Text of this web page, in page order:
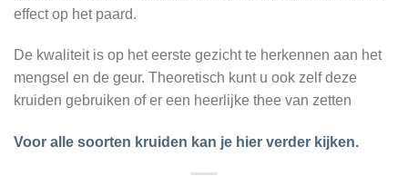
effect op het paard.
De kwaliteit is op het eerste gezicht te herkennen aan het
mengsel en de geur. Theoretisch kunt u ook zelf deze
kruiden gebruiken of er een heerlijke thee van zetten
Voor alle soorten kruiden kan je hier verder kijken.